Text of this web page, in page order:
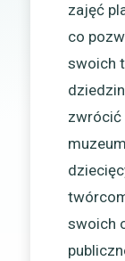
zajęć
co
swoich
zwrócić
swoich